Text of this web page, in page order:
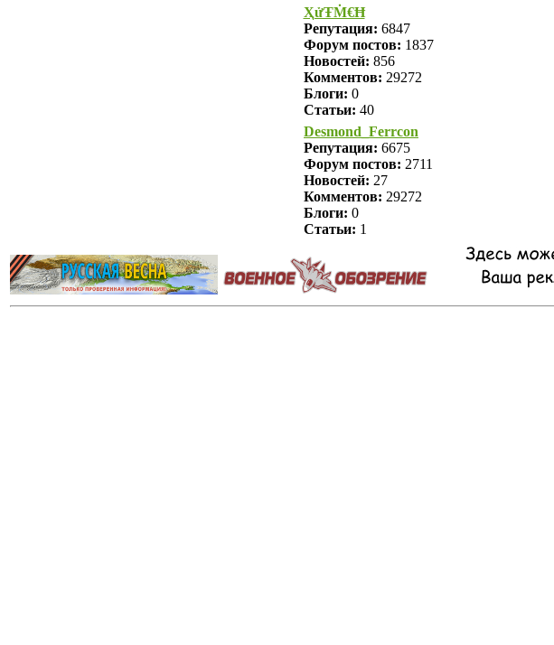
ҲửŦṀ€Ħ
Репутация: 6847
Форум постов: 1837
Новостей: 856
Комментов: 29272
Блоги: 0
Статьи: 40
Desmond_Ferrcon
Репутация: 6675
Форум постов: 2711
Новостей: 27
Комментов: 29272
Блоги: 0
Статьи: 1